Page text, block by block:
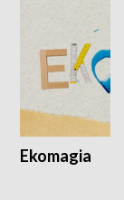
Ekomagia